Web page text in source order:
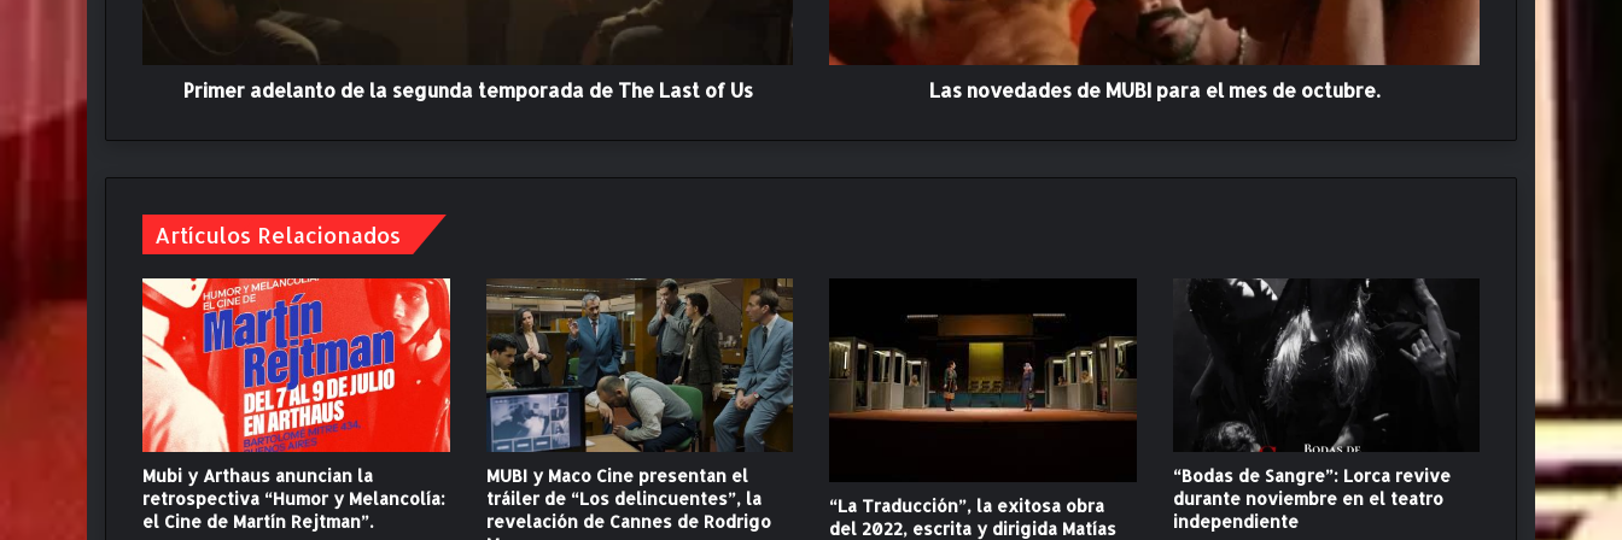
l
e
g
u
n
d
t
e
p
o
Primer adelanto de la segunda temporada de The Last of Us
s
B
r
l
m
e
e
o
c
Las novedades de MUBI para el mes de octubre.
Artículos Relacionados
Mubi y Arthaus anuncian la
retrospectiva “Humor y Melancolía:
el Cine de Martín Rejtman”.
MUBI y Maco Cine presentan el
tráiler de “Los delincuentes”, la
revelación de Cannes de Rodrigo
“La Traducción”, la exitosa obra
del 2022, escrita y dirigida Matías
“Bodas de Sangre”: Lorca revive
durante noviembre en el teatro
independiente